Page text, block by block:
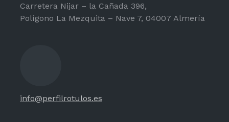
Carretera Nijar – la Cañada 396,
Polígono La Mezquita – Nave 7, 04007 Almería
info@perfilrotulos.es